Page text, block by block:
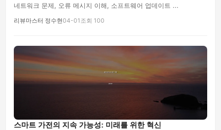
네트워크 문제, 오류 메시지 이해, 소프트웨어 업데이트 ...
리뷰마스터 정수현04-01 조회 100
스마트 가전의 지속 가능성: 미래를 위한 혁신